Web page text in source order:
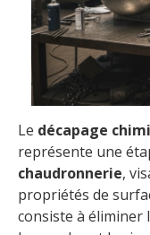
Le décapage
représente une
chaudronnerie,
propriétés de
consiste à éliminer